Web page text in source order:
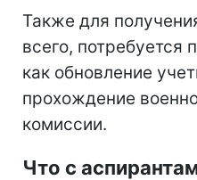
Также для
всего, потребуется
как обновление
прохождение
комиссии.
Что с